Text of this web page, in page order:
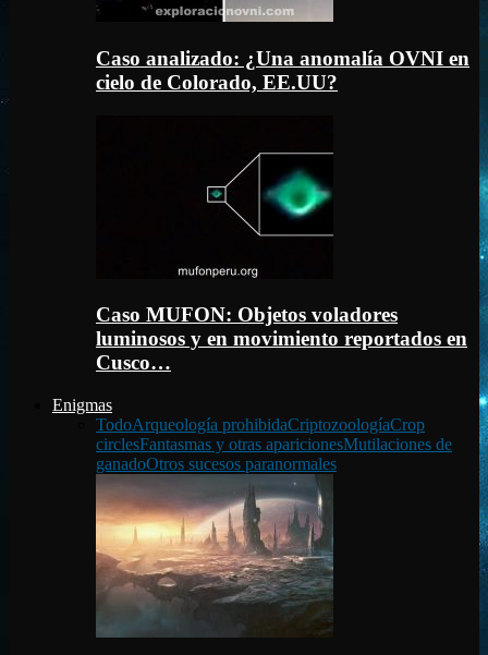
Caso analizado: ¿Una anomalía OVNI en
cielo de Colorado, EE.UU?
Caso MUFON: Objetos voladores
luminosos y en movimiento reportados en
Cusco…
Enigmas
TodoArqueología prohibidaCriptozoologíaCrop
circlesFantasmas y otras aparicionesMutilaciones de
ganadoOtros sucesos paranormales